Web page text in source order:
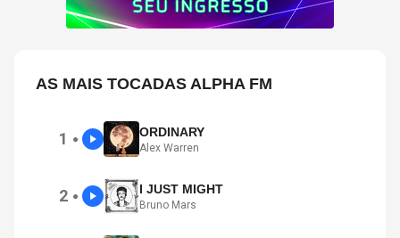
AS MAIS TOCADAS ALPHA FM
1 ● ORDINARY
Alex Warren
2 ● I JUST MIGHT
Bruno Mars